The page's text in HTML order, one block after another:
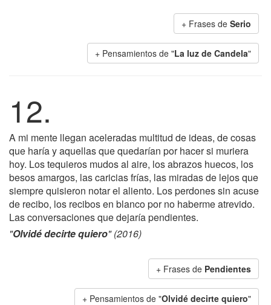
+ Frases de Serio
+ Pensamientos de "La luz de Candela"
12.
A mi mente llegan aceleradas multitud de ideas, de cosas
que haría y aquellas que quedarían por hacer si muriera
hoy. Los tequieros mudos al aire, los abrazos huecos, los
besos amargos, las caricias frías, las miradas de lejos que
siempre quisieron notar el aliento. Los perdones sin acuse
de recibo, los recibos en blanco por no haberme atrevido.
Las conversaciones que dejaría pendientes.
"Olvidé decirte quiero" (2016)
+ Frases de Pendientes
+ Pensamientos de "Olvidé decirte quiero"